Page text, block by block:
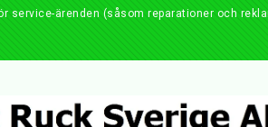
service-ärenden (såsom reparationer och